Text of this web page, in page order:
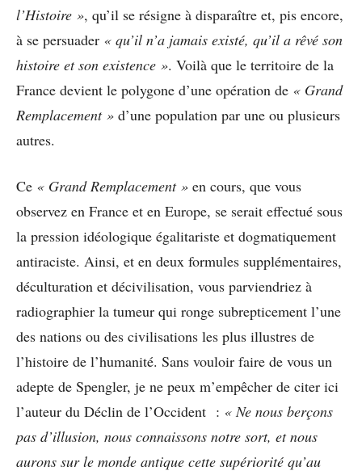
l’Histoire », qu’il se résigne à disparaître et, pis encore,
à se persuader « qu’il n’a jamais existé, qu’il a rêvé son
histoire et son existence ». Voilà que le territoire de la
France devient le polygone d’une opération de « Grand
Remplacement » d’une population par une ou plusieurs
autres.
Ce « Grand Remplacement » en cours, que vous
observez en France et en Europe, se serait effectué sous
la pression idéologique égalitariste et dogmatiquement
antiraciste. Ainsi, et en deux formules supplémentaires,
déculturation et décivilisation, vous parviendriez à
radiographier la tumeur qui ronge subrepticement l’une
des nations ou des civilisations les plus illustres de
l’histoire de l’humanité. Sans vouloir faire de vous un
adepte de Spengler, je ne peux m’empêcher de citer ici
l’auteur du Déclin de l’Occident : « Ne nous berçons
pas d’illusion, nous connaissons notre sort, et nous
aurons sur le monde antique cette supériorité qu’au